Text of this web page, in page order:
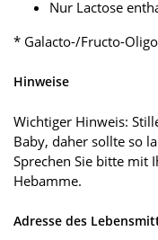
Nur Lactose
* Galacto-/Fructo-
Hinweise
Wichtiger Hinweis:
Baby, daher sollte so
Sprechen Sie bitte mit
Hebamme.
Adresse des